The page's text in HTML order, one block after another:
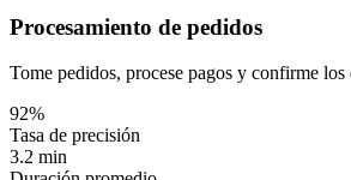
Procesamiento de pedidos
Tome pedidos, procese pagos y confirme los
92%
Tasa de precisión
3.2 min